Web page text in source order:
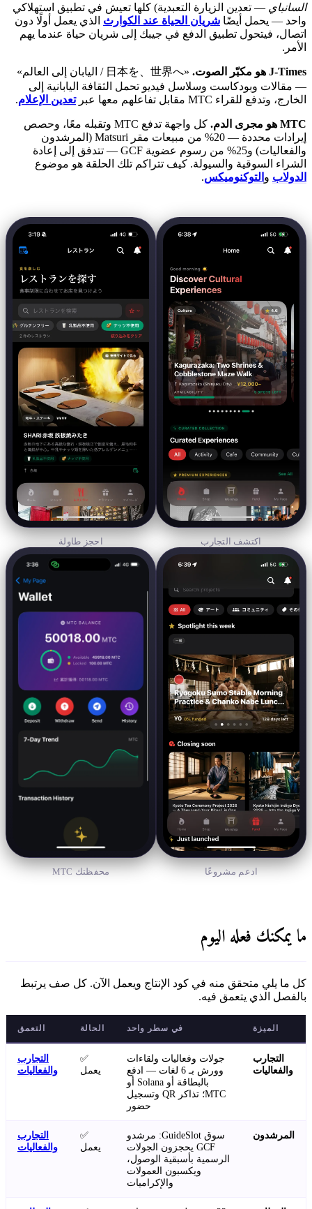
السانباي — تعدين الزيارة التعبدية) كلها تعيش في تطبيق استهلاكي
واحد — يحمل أيضًا شريان الحياة عند الكوارث الذي يعمل أولًا دون
اتصال، فيتحول تطبيق الدفع في جيبك إلى شريان حياة عندما يهم
الأمر.
J-Times هو مكبّر الصوت.
«日本を、世界へ / اليابان إلى العالم»
— مقالات وبودكاست وسلاسل فيديو تحمل الثقافة اليابانية إلى
الخارج، وتدفع للقراء MTC مقابل تفاعلهم معها عبر
تعدين الإعلام.
MTC هو مجرى الدم.
كل واجهة تدفع MTC وتقبله معًا، وحصص
إيرادات محددة — 20% من مبيعات مقر Matsuri (المرشدون
والفعاليات) و25% من رسوم عضوية GCF — تتدفق إلى إعادة
الشراء السوقية والسيولة. كيف تتراكم تلك الحلقة هو موضوع
الدولاب و التوكنوميكس.
اكتشف التجارب احجز طاولة
ادعم مشروعًا محفظتك MTC
ما يمكنك فعله اليوم
كل ما يلي متحقق منه في كود الإنتاج ويعمل الآن. كل صف يرتبط
بالفصل الذي يتعمق فيه.
الميزة في سطر واحد الحالة التعمق
التجارب
والفعاليات
جولات وفعاليات ولقاءات
وورش بـ 6 لغات — ادفع
بالبطاقة أو Solana أو
MTC؛ تذاكر QR وتسجيل
حضور
✅
يعمل
التجارب
والفعاليات
المرشدون
سوق GuideSlot: مرشدو
GCF يحجزون الجولات
الرسمية بأسبقية الوصول،
ويكسبون العمولات
والإكراميات
✅
يعمل
التجارب
والفعاليات